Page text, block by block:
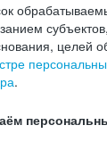
целей
.